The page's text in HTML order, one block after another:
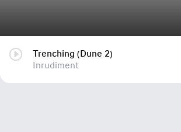
Trenching (Dune 2)
Inrudiment